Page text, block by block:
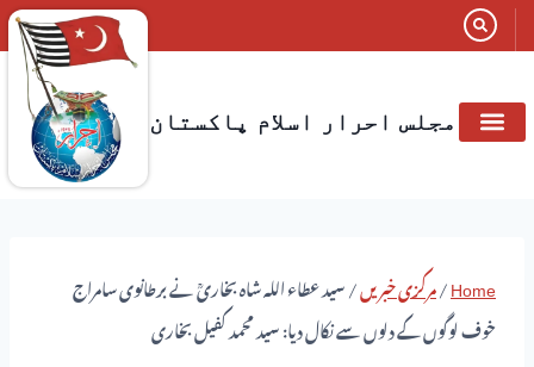
مجلس احرار اسلام پاکستان
Home
/مرکزی خبریں/سید عطاء اللہ شاہ بخاریؒ نے برطانوی سامراج
خوف لوگوں کے دلوں سے نکال دیا: سید محمد کفیل بخاری